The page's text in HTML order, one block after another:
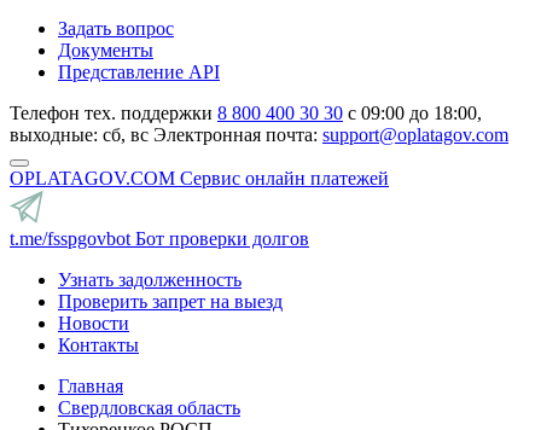
Задать вопрос
Документы
Представление API
Телефон тех. поддержки 8 800 400 30 30 с 09:00 до 18:00,
выходные: сб, вс Электронная почта: support@oplatagov.com
OPLATAGOV.COM Сервис онлайн платежей
t.me/fsspgovbot Бот проверки долгов
Узнать задолженность
Проверить запрет на выезд
Новости
Контакты
Главная
Свердловская область